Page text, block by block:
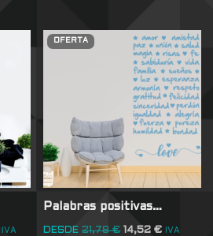
IVA
OFERTA
Palabras positivas…
DESDE 21,78€ 14,52€ IVA